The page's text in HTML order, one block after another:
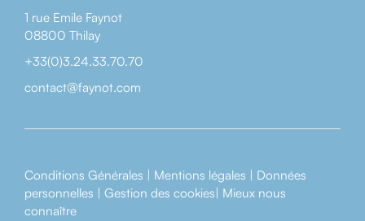
1 rue Emile Faynot
08800 Thilay
+33(0)3.24.33.70.70
contact@faynot.com
Conditions Générales | Mentions légales | Données
personnelles | Gestion des cookies| Mieux nous
connaître